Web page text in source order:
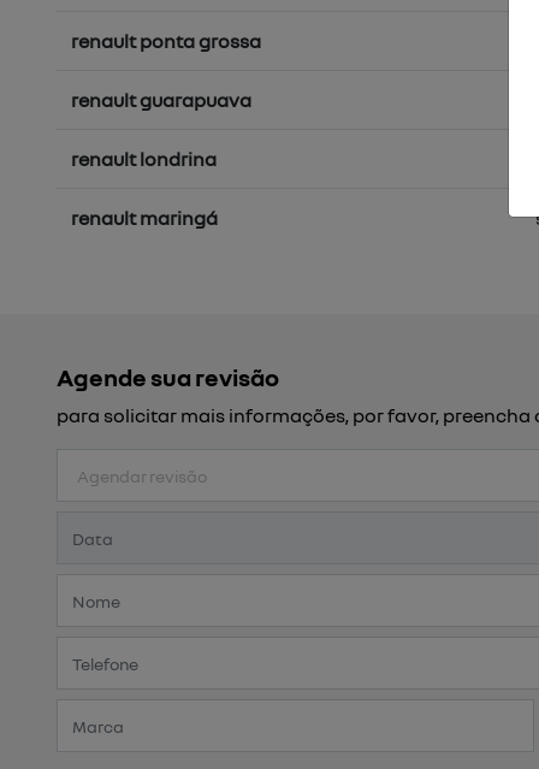
renault ponta grossa
renault guarapuava
renault londrina
renault maringá
Agende sua revisão
para solicitar mais informações, por favor,